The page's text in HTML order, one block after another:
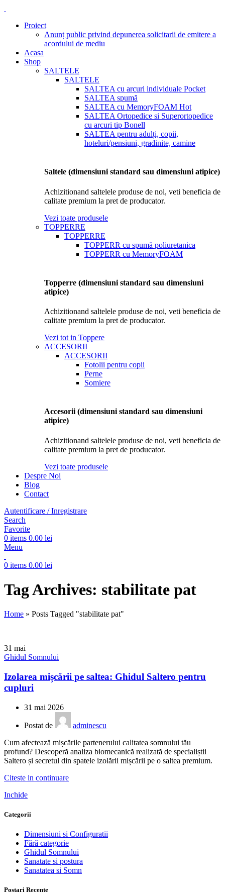
Proiect
Anunț public privind depunerea solicitarii de emitere a
acordului de mediu
Acasa
Shop
SALTELE
SALTELE
SALTEA cu arcuri individuale Pocket
SALTEA spumă
SALTEA cu MemoryFOAM Hot
SALTEA Ortopedice si Superortopedice
cu arcuri tip Bonell
SALTEA pentru adulți, copii,
hoteluri/pensiuni, gradinite, camine
Saltele (dimensiuni standard sau dimensiuni atipice)
Achizitionand saltelele produse de noi, veti beneficia de
calitate premium la pret de producator.
Vezi toate produsele
TOPPERRE
TOPPERRE
TOPPERR cu spumă poliuretanica
TOPPERR cu MemoryFOAM
Topperre (dimensiuni standard sau dimensiuni
atipice)
Achizitionand saltelele produse de noi, veti beneficia de
calitate premium la pret de producator.
Vezi tot in Toppere
ACCESORII
ACCESORII
Fotolii pentru copii
Perne
Somiere
Accesorii (dimensiuni standard sau dimensiuni
atipice)
Achizitionand saltelele produse de noi, veti beneficia de
calitate premium la pret de producator.
Vezi toate produsele
Despre Noi
Blog
Contact
Autentificare / Inregistrare
Search
Favorite
0 items 0.00 lei
Menu
0 items 0.00 lei
Tag Archives: stabilitate pat
Home » Posts Tagged "stabilitate pat"
31 mai
Ghidul Somnului
Izolarea mișcării pe saltea: Ghidul Saltero pentru
cupluri
31 mai 2026
Postat de
adminescu
Cum afectează mișcările partenerului calitatea somnului tău
profund? Descoperă analiza biomecanică realizată de specialiștii
Saltero și secretul din spatele izolării mișcării pe o saltea premium.
Citeste in continuare
Inchide
Categorii
Dimensiuni si Configuratii
Fără categorie
Ghidul Somnului
Sanatate si postura
Sanatatea si Somn
Postari Recente